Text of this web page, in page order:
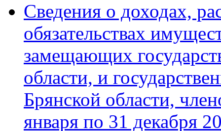
Сведения о доходах,
обязательствах
замещающих
области, и
Брянской области,
января по 31 декабря